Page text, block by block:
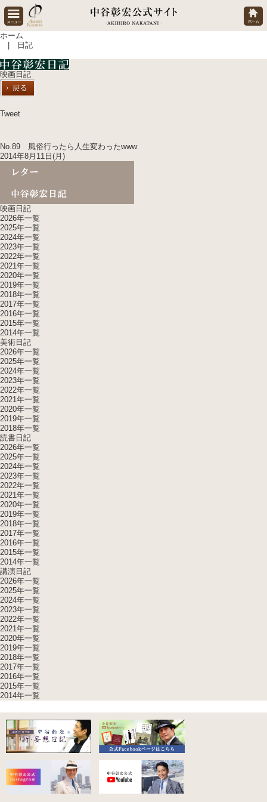
ホーム
| 日記
映画日記
Tweet
No.89 風俗行ったら人生変わったwww
2014年8月11日(月)
映画日記
2026年一覧
2025年一覧
2024年一覧
2023年一覧
2022年一覧
2021年一覧
2020年一覧
2019年一覧
2018年一覧
2017年一覧
2016年一覧
2015年一覧
2014年一覧
美術日記
2026年一覧
2025年一覧
2024年一覧
2023年一覧
2022年一覧
2021年一覧
2020年一覧
2019年一覧
2018年一覧
読書日記
2026年一覧
2025年一覧
2024年一覧
2023年一覧
2022年一覧
2021年一覧
2020年一覧
2019年一覧
2018年一覧
2017年一覧
2016年一覧
2015年一覧
2014年一覧
講演日記
2026年一覧
2025年一覧
2024年一覧
2023年一覧
2022年一覧
2021年一覧
2020年一覧
2019年一覧
2018年一覧
2017年一覧
2016年一覧
2015年一覧
2014年一覧